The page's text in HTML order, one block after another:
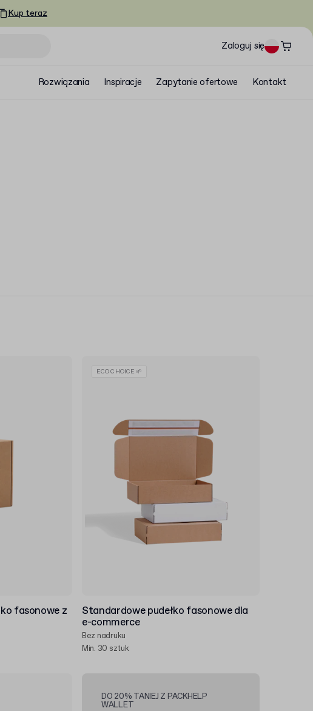
Kup teraz
Zaloguj się
Rozwiązania Inspiracje Zapytanie ofertowe Kontakt
fasonowe z
Standardowe pudełko fasonowe dla
e-commerce
Bez nadruku
Min. 30 sztuk
ECO CHOICE 🌱
DO 20% TANIEJ Z PACKHELP
WALLET